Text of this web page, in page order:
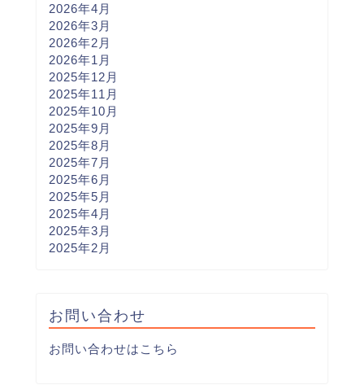
2026年4月
2026年3月
2026年2月
2026年1月
2025年12月
2025年11月
2025年10月
2025年9月
2025年8月
2025年7月
2025年6月
2025年5月
2025年4月
2025年3月
2025年2月
お問い合わせ
お問い合わせはこちら